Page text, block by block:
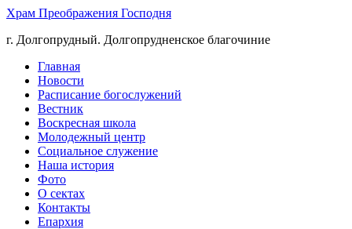
Храм Преображения Господня
г. Долгопрудный. Долгопрудненское благочиние
Главная
Новости
Расписание богослужений
Вестник
Воскресная школа
Молодежный центр
Социальное служение
Наша история
Фото
О сектах
Контакты
Епархия